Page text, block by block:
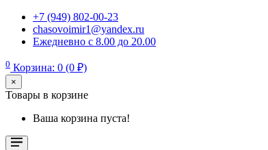
+7 (949) 802-00-23
chasovoimir1@yandex.ru
Ежедневно с 8.00 до 20.00
0 Корзина: 0 (0 ₽)
×
Товары в корзине
Ваша корзина пуста!